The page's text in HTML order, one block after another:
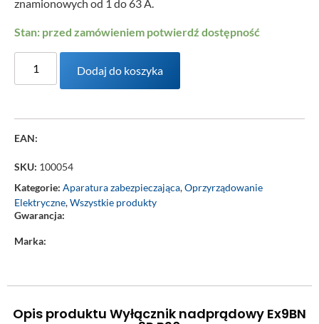
znamionowych od 1 do 63 A.
Stan: przed zamówieniem potwierdź dostępność
Dodaj do koszyka
EAN:
SKU: 100054
Kategorie: Aparatura zabezpieczająca,Oprzyrządowanie
Elektryczne,Wszystkie produkty
Gwarancja:
Marka:
Opis produktu Wyłącznik nadprądowy Ex9BN